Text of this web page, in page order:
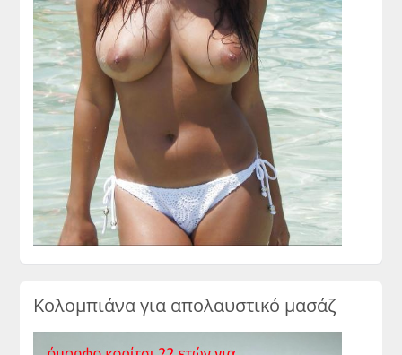
Κολομπιάνα για απολαυστικό μασάζ